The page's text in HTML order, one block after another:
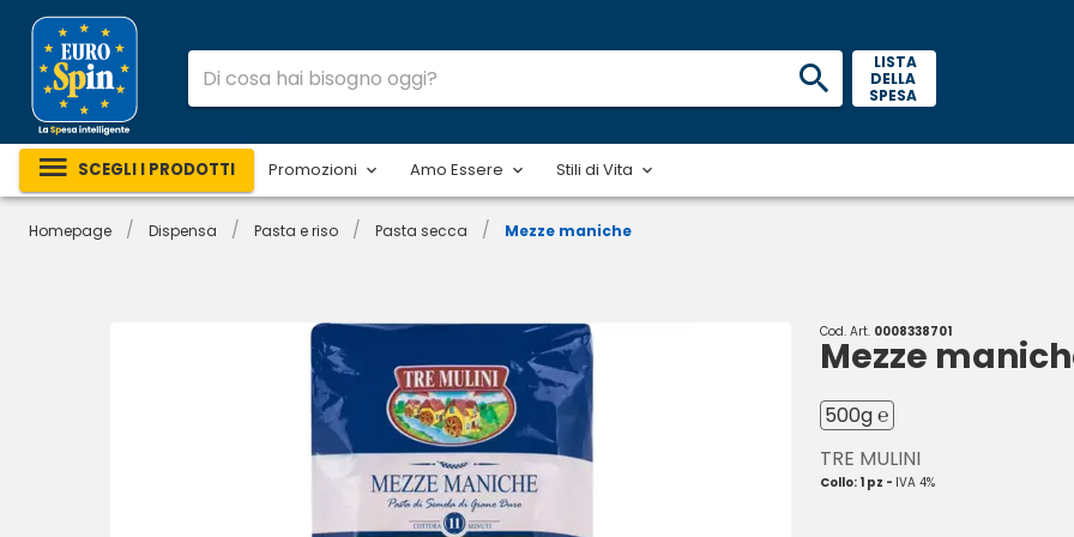
LISTA
DELLA
SPESA
SCEGLI I PRODOTTI Promozioni Amo Essere Stili di Vita
Homepage / Dispensa / Pasta e riso / Pasta secca / Mezze maniche
Cod. Art. 0008338701
Mezze
500g ℮
TRE MULINI
Collo: 1 pz - IVA 4%